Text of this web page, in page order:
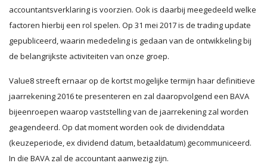
accountantsverklaring is voorzien. Ook is daarbij meegedeeld welke
factoren hierbij een rol spelen. Op 31 mei 2017 is de trading update
gepubliceerd, waarin mededeling is gedaan van de ontwikkeling bij
de belangrijkste activiteiten van onze groep.
Value8 streeft ernaar op de kortst mogelijke termijn haar definitieve
jaarrekening 2016 te presenteren en zal daaropvolgend een BAVA
bijeenroepen waarop vaststelling van de jaarrekening zal worden
geagendeerd. Op dat moment worden ook de dividenddata
(keuzeperiode, ex dividend datum, betaaldatum) gecommuniceerd.
In die BAVA zal de accountant aanwezig zijn.